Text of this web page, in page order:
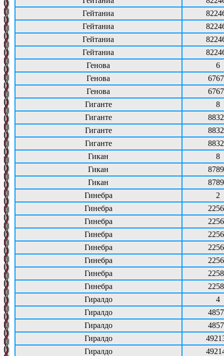
Гейтаниа
Гейтаниа
Гейтаниа
Гейтаниа
Генова
6
Генова
Генова
Гиганте
8
Гиганте
Гиганте
Гиганте
Гикан
8
Гикан
Гикан
Гинебра
2
Гинебра
Гинебра
Гинебра
Гинебра
Гинебра
Гинебра
Гинебра
Гиралдо
4
Гиралдо
Гиралдо
Гиралдо
Гиралдо